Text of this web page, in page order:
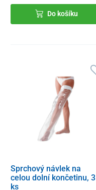
Do košíku
Sprchový návlek na
celou dolní končetinu, 3
ks